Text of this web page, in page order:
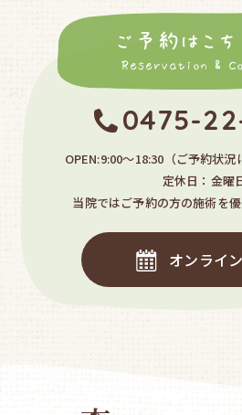
ご予約はこち
Reservation &
0475-
OPEN:9:00〜18:30 （ご予約状
定休日：金曜
当院ではご予約の方の施術を優
オンライ